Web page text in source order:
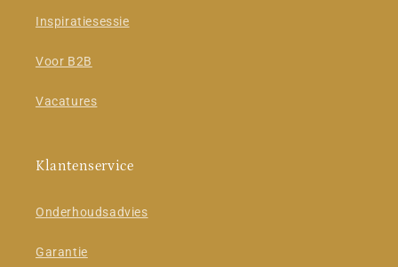
Inspiratiesessie
Voor B2B
Vacatures
Klantenservice
Onderhoudsadvies
Garantie